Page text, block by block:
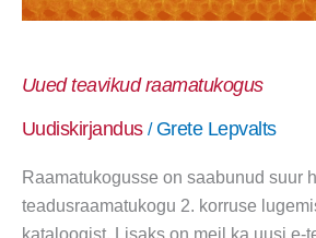
Uued teavikud raamatukogus
Uudiskirjandus/ Grete Lepvalts
Raamatukogusse on saabunud suur
teadusraamatukogu 2. korruse